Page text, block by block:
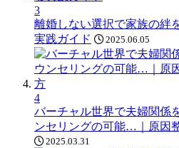
3
離婚しない選択で家族の絆
実践ガイド
2025.06.05
4
バーチャル世界で夫婦関係
ンセリングの可能…｜原因
2025.03.31